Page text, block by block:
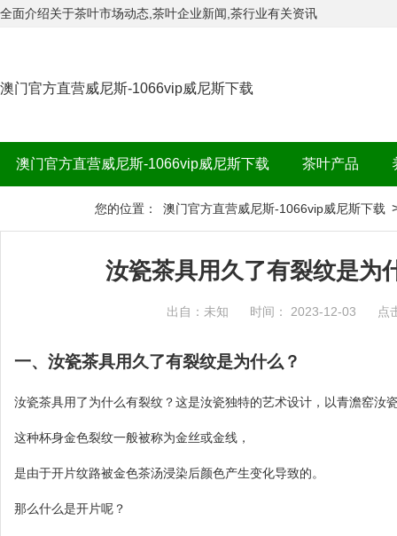
全面介绍关于茶叶市场动态,茶叶企业新闻,茶行业有关资讯
澳门官方直营威尼斯-1066vip威尼斯下载
澳门官方直营威尼斯-1066vip威尼斯下载 茶叶产品
您的位置： 澳门官方直营威尼斯-1066vip威尼斯下载
汝瓷茶具用久了有裂纹是为
出自：未知 时间： 2023-12-03 点
一、汝瓷茶具用久了有裂纹是为什么？
汝瓷茶具用了为什么有裂纹？这是汝瓷独特的艺术设计，以青澹窑汝
这种杯身金色裂纹一般被称为金丝或金线，
是由于开片纹路被金色茶汤浸染后颜色产生变化导致的。
那么什么是开片呢？